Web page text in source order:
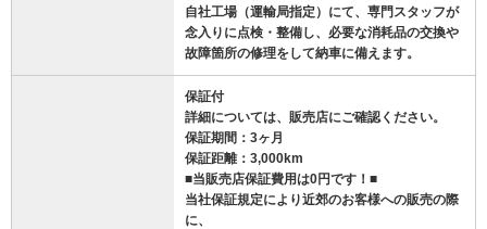
自社工場（運輸局指定）にて、専門スタッフが
念入りに点検・整備し、必要な消耗品の交換や
故障箇所の修理をして納車に備えます。
保証付
詳細については、販売店にご確認ください。
保証期間：3ヶ月
保証距離：3,000km
■当販売店保証費用は0円です！■
当社保証規定により近郊のお客様への販売の際
に、